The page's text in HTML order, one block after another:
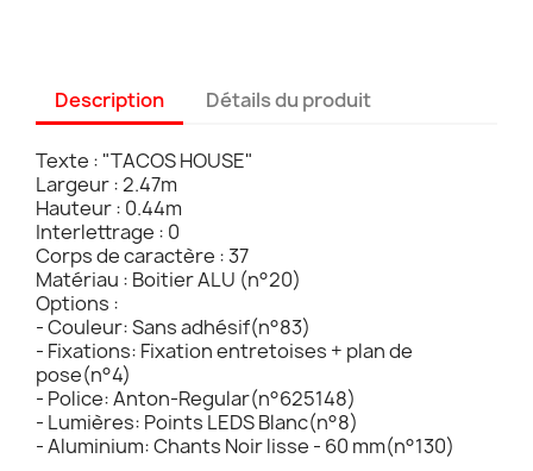
Description Détails du produit
Texte : "TACOS HOUSE"
Largeur : 2.47m
Hauteur : 0.44m
Interlettrage : 0
Corps de caractère : 37
Matériau : Boitier ALU (n°20)
Options :
- Couleur: Sans adhésif(n°83)
- Fixations: Fixation entretoises + plan de
pose(n°4)
- Police: Anton-Regular(n°625148)
- Lumières: Points LEDS Blanc(n°8)
- Aluminium: Chants Noir lisse - 60 mm(n°130)